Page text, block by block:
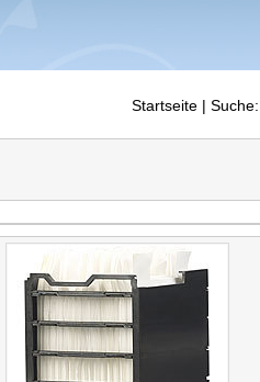
Startseite | Suche: